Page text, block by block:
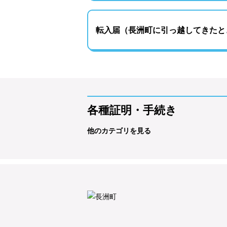
転入届（長洲町に引っ越してきた
各種証明・手続き
他のカテゴリを見る